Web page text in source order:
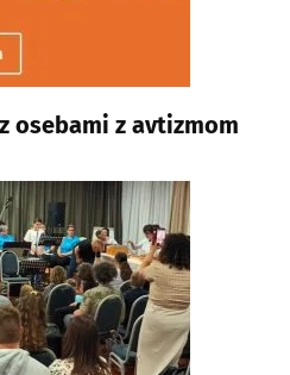
osebami z avtizmom